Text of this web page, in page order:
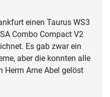
einen Taurus WS3
Combo Compact V2
Es gab zwar ein
aber die konnten alle
Herrn Arne Abel gelöst